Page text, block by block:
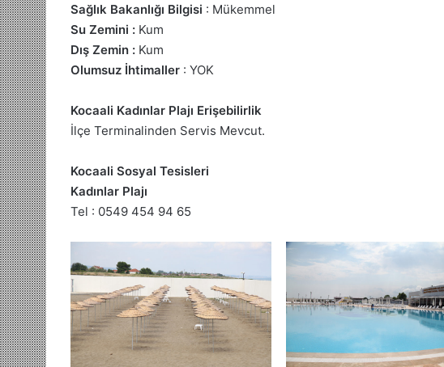
Sağlık Bakanlığı Bilgisi : Mükemmel
Su Zemini : Kum
Dış Zemin : Kum
Olumsuz İhtimaller : YOK
Kocaali Kadınlar Plajı Erişebilirlik
İlçe Terminalinden Servis Mevcut.
Kocaali Sosyal Tesisleri
Kadınlar Plajı
Tel : 0549 454 94 65